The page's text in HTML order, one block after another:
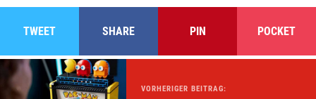
TWEET SHARE PIN POCKET
VORHERIGER BEITRAG: